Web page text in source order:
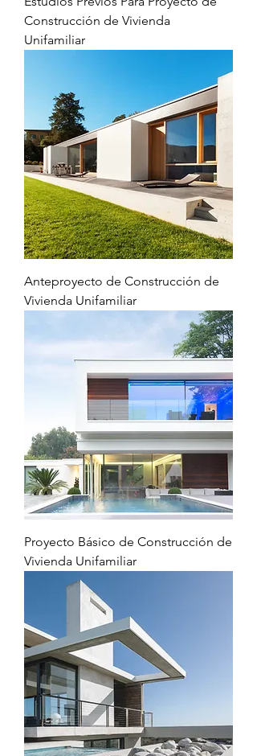
Construcción de Vivienda
Unifamiliar
Anteproyecto de Construcción de
Vivienda Unifamiliar
Proyecto Básico de Construcción de
Vivienda Unifamiliar